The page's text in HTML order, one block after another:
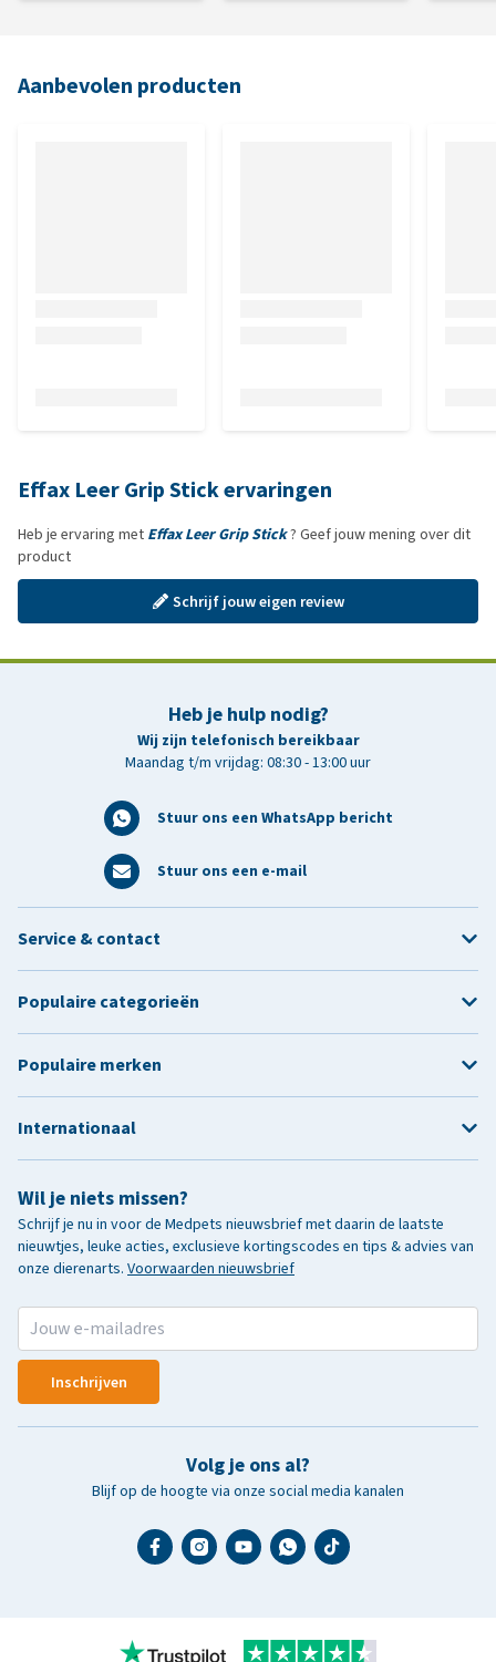
Aanbevolen producten
Effax Leer Grip Stick ervaringen
Heb je ervaring met Effax Leer Grip Stick? Geef jouw mening over dit
product
Schrijf jouw eigen review
Heb je hulp nodig?
Wij zijn telefonisch bereikbaar
Maandag t/m vrijdag: 08:30 - 13:00 uur
Stuur ons een WhatsApp bericht
Stuur ons een e-mail
Wil je niets missen?
Schrijf je nu in voor de Medpets nieuwsbrief met daarin de laatste
nieuwtjes, leuke acties, exclusieve kortingscodes en tips & advies van
onze dierenarts. Voorwaarden nieuwsbrief
Inschrijven
Volg je ons al?
Blijf op de hoogte via onze social media kanalen
Service & contact
Populaire categorieën
Populaire merken
Internationaal